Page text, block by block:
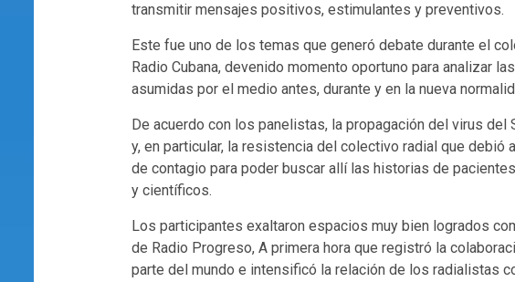
transmitir mensajes positivos, estimulantes y preventivos.
Este fue uno de los temas que generó debate durante el
Radio Cubana, devenido momento oportuno para analizar
asumidas por el medio antes, durante y en la nueva
De acuerdo con los panelistas, la propagación del virus del
y, en particular, la resistencia del colectivo radial que debió
de contagio para poder buscar allí las historias de
y científicos.
Los participantes exaltaron espacios muy bien logrados
de Radio Progreso, A primera hora que registró la
parte del mundo e intensificó la relación de los radialistas